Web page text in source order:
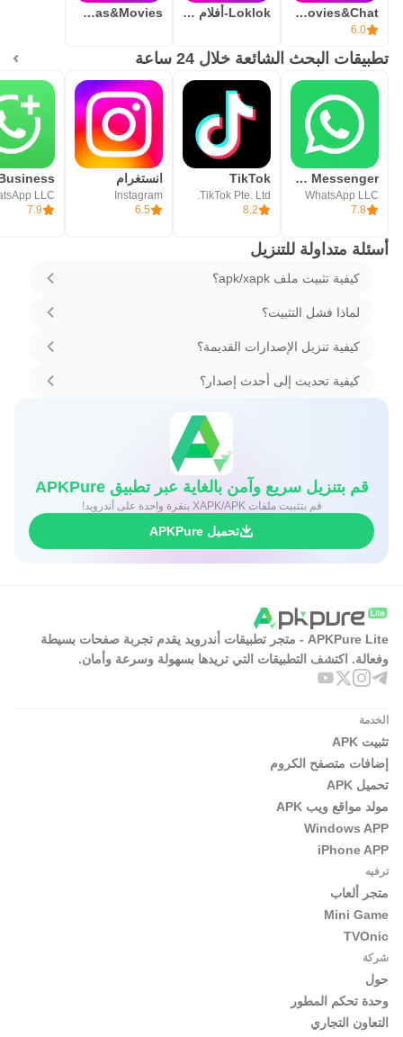
Loklok-Dramas&Movies&Chat
6.0
Loklok-أفلام ومسلسلات Loklok-Dramas&Movies
تطبيقات البحث الشائعة خلال 24 ساعة
WhatsApp Messenger - واتساب مسنجر
WhatsApp LLC
7.8
TikTok
TikTok Pte. Ltd.
8.2
انستغرام
Instagram
6.5
LLC
7.9
أسئلة متداولة للتنزيل
كيفية تثبيت ملف apk/xapk؟
لماذا فشل التثبيت؟
كيفية تنزيل الإصدارات القديمة؟
كيفية تحديث إلى أحدث إصدار؟
قم بتنزيل سريع وآمن بالغاية عبر تطبيق APKPure
قم بتثبيت ملفات XAPK/APK بنقرة واحدة على أندرويد!
تحميل APKPure
APKPure Lite - متجر تطبيقات أندرويد يقدم تجربة صفحات بسيطة
وفعالة. اكتشف التطبيقات التي تريدها بسهولة وسرعة وأمان.
الخدمة
تثبيت APK
إضافات متصفح الكروم
تحميل APK
مولد مواقع ويب APK
Windows APP
iPhone APP
ترفيه
متجر ألعاب
Mini Game
TVOnic
شركة
حول
وحدة تحكم المطور
التعاون التجاري